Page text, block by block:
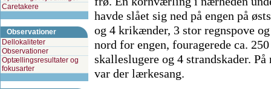
Caretakere
Observationer
Dellokaliteter
Observationer
Optællingsresultater og
fokusarter
havde slået sig ned på engen på
og 4 krikænder, 3 stor regnspove
nord for engen, fouragerede ca.
skalleslugere og 4 strandskader.
var der lærkesang.